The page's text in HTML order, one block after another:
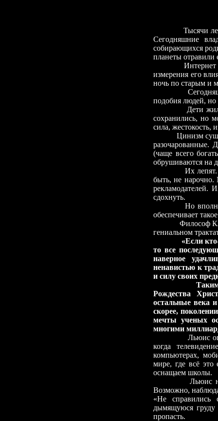
Тысячи
Сегодняшние
собирающихся
планеты отравили
измерения его
ночь по старым и
подобия людей, но
Дети
сохранились, но
сила, жестокость,
Цинизм
разочарованные.
(чаще всего
обрушиваются на
Их
быть, не нарочно.
рекламодателей.
сдохнуть.
Но
обеспечивает
Философ
гениальном
«Если
то все
наверное
ненавистью к
и силу своих
Рождества
остальные века
скорее,
мечты ученых
многими
Льюис
когда
компьютерах,
мире, где всё
оснащаем школы.
Льюис
Возможно,
«Не справились
дымящуюся груду
пропасть.